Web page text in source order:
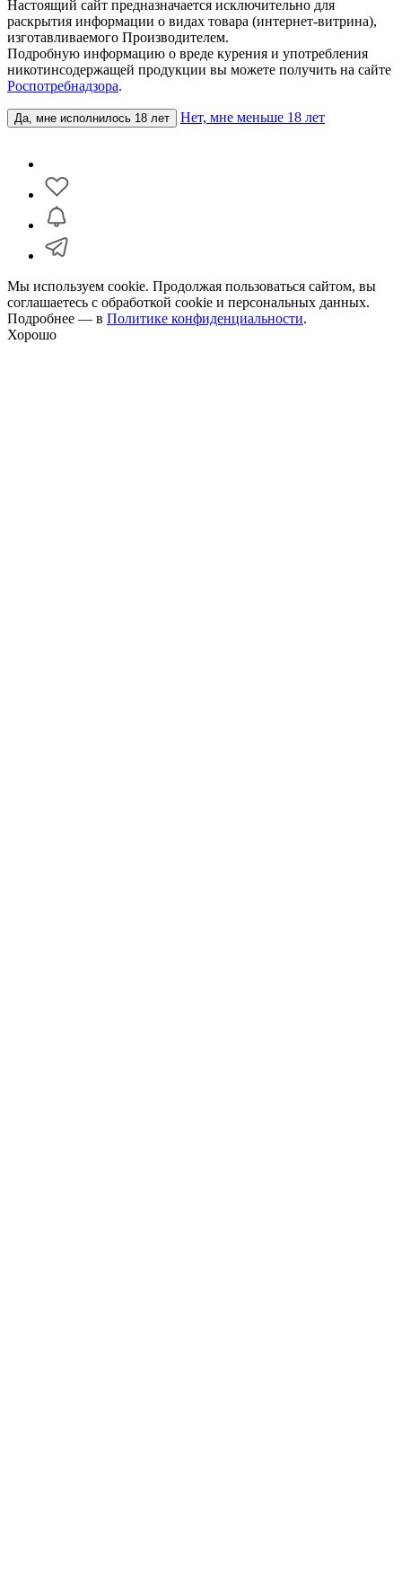
Настоящий сайт предназначается исключительно для
раскрытия информации о видах товара (интернет-витрина),
изготавливаемого Производителем.
Подробную информацию о вреде курения и употребления
никотинсодержащей продукции вы можете получить на сайте
Роспотребнадзора.
Да, мне исполнилось 18 лет Нет, мне меньше 18 лет
Мы используем cookie. Продолжая пользоваться сайтом, вы
соглашаетесь с обработкой cookie и персональных данных.
Подробнее — в Политике конфиденциальности.
Хорошо